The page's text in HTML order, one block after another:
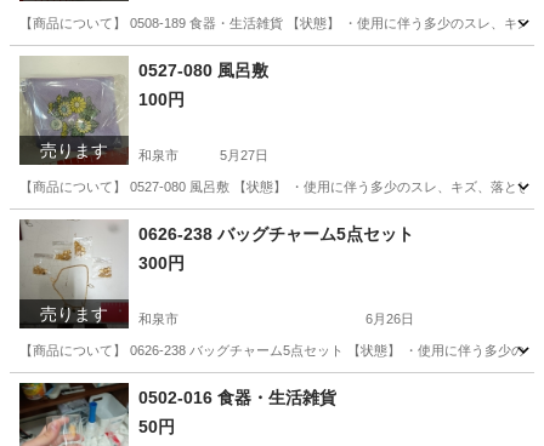
【商品について】 0508-189 食器・生活雑貨 【状態】 ・使用に伴う多少のスレ、キ
大阪 和泉市 リユース
売ります
0527-080 風呂敷
100円
和泉市 5月27日
【商品について】 0527-080 風呂敷 【状態】 ・使用に伴う多少のスレ、キズ、落と
大阪 和泉市 リユース
売ります
0626-238 バッグチャーム5点セット
300円
和泉市 6月26日
【商品について】 0626-238 バッグチャーム5点セット 【状態】 ・使用に伴う多少の
大阪 和泉市 アクセサリー リユース
0502-016 食器・生活雑貨
50円